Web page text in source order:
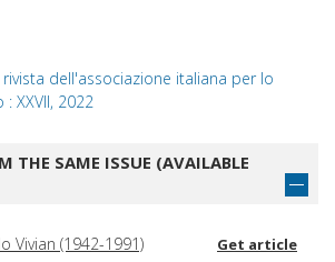
dell'associazione italiana per lo
XXVII, 2022
THE SAME ISSUE (AVAILABLE
Vivian (1942-1991) Get article